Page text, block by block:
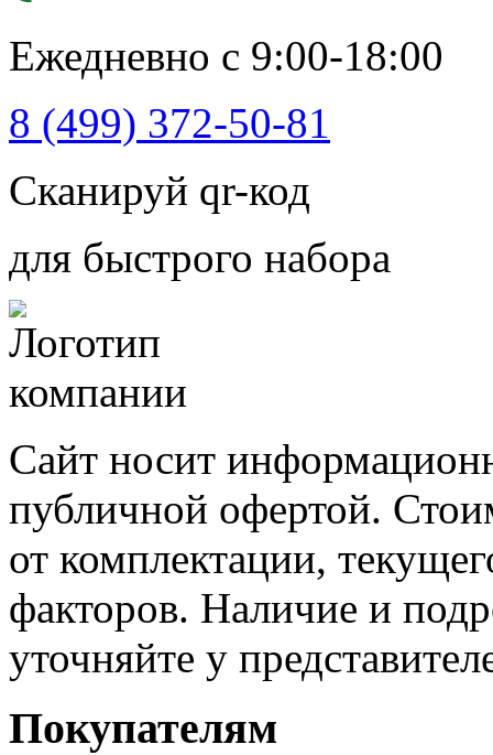
Ежедневно с 9:00-18:00
8 (499) 372-50-81
Сканируй qr-код
для быстрого набора
Сайт носит
публичной офертой.
от комплектации,
факторов. Наличие и
уточняйте у
Покупателям